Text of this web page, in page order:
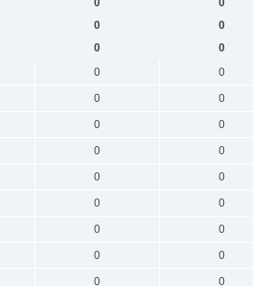
0 0
0 0
0 0
0 0
0 0
0 0
0 0
0 0
0 0
0 0
0 0
0 0